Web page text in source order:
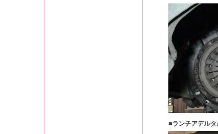
■ランチアデル